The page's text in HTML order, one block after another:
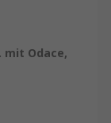
mit Odace,